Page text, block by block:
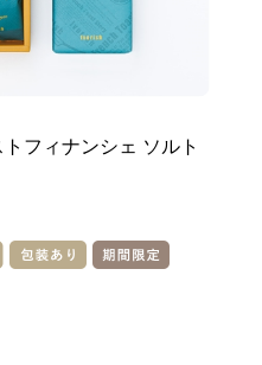
フィナンシェ ソルト